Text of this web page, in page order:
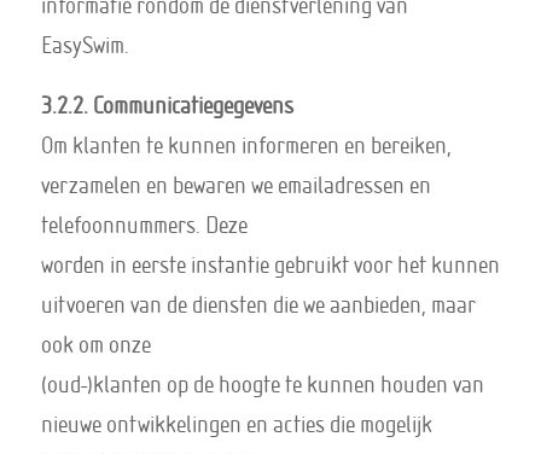
EasySwim.
3.2.2. Communicatiegegevens
Om klanten te kunnen informeren en bereiken,
verzamelen en bewaren we emailadressen en
telefoonnummers. Deze
worden in eerste instantie gebruikt voor het kunnen
uitvoeren van de diensten die we aanbieden, maar
ook om onze
(oud-)klanten op de hoogte te kunnen houden van
nieuwe ontwikkelingen en acties die mogelijk